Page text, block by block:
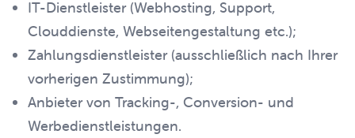
IT-Dienstleister (Webhosting, Support,
Clouddienste, Webseitengestaltung etc.);
Zahlungsdienstleister (ausschließlich nach Ihrer
vorherigen Zustimmung);
Anbieter von Tracking-, Conversion- und
Werbedienstleistungen.